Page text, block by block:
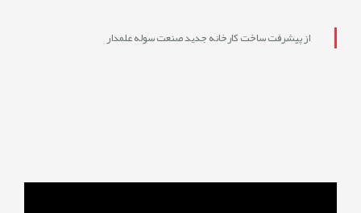
از پیشرفت ساخت کارخانه جدید صنعت سوله علمدار